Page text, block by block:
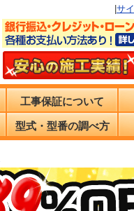
サ
工事保証について
型式・型番の調べ方